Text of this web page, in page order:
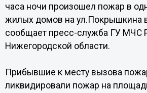
часа ночи произошел пожар в
жилых домов на ул.Покрышкина
сообщает пресс-служба ГУ МЧС
Нижегородской области.
Прибывшие к месту вызова
ликвидировали пожар на